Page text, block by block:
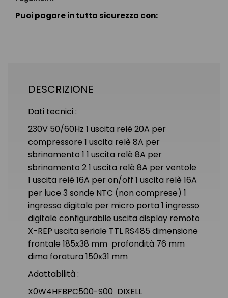
Puoi pagare in tutta sicurezza con:
DESCRIZIONE
Dati tecnici :
230V 50/60Hz 1 uscita relè 20A per
compressore 1 uscita relè 8A per
sbrinamento 1 1 uscita relè 8A per
sbrinamento 2 1 uscita relè 8A per ventole
1 uscita relè 16A per on/off 1 uscita relè 16A
per luce 3 sonde NTC (non comprese) 1
ingresso digitale per micro porta 1 ingresso
digitale configurabile uscita display remoto
X-REP uscita seriale TTL RS485 dimensione
frontale 185x38 mm profondità 76 mm
dima foratura 150x31 mm
Adattabilità :
X0W4HFBPC500-S00 DIXELL